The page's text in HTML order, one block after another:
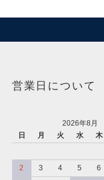
営業日について
2026年8月
日
月 火 水 木
2
3 4 5 6